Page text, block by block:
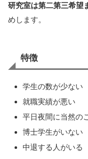
研究室は第二第三希望
めします。
特徴
学生の数が少ない
就職実績が悪い
平日夜間に当然の
博士学生がいない
中退する人がいる